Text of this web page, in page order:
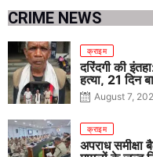
CRIME NEWS
क्राइम
दरिंदगी की
हत्या, 21 दिन
August 7,
क्राइम
अपराध